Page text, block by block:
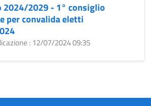
2024/2029 - 1° consiglio
per convalida eletti
: 12/07/2024 09:35